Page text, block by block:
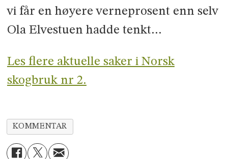
vi får en høyere verneprosent enn selv
Ola Elvestuen hadde tenkt…
Les flere aktuelle saker i Norsk
skogbruk nr 2.
KOMMENTAR